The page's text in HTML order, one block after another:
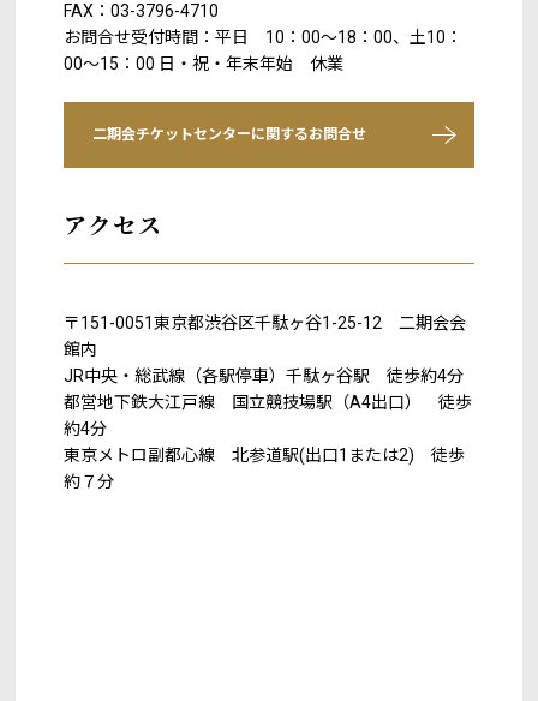
FAX：03-3796-4710
お問合せ受付時間：平日 10：00～18：00、土10：
00～15：00 日・祝・年末年始 休業
二期会チケットセンターに関するお問合せ
アクセス
〒151-0051東京都渋谷区千駄ヶ谷1-25-12 二期会会
館内
JR中央・総武線（各駅停車）千駄ヶ谷駅 徒歩約4分
都営地下鉄大江戸線 国立競技場駅（A4出口） 徒歩
約4分
東京メトロ副都心線 北参道駅(出口1または2) 徒歩
約７分